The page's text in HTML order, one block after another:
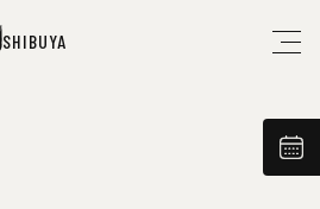
SHIBUYA